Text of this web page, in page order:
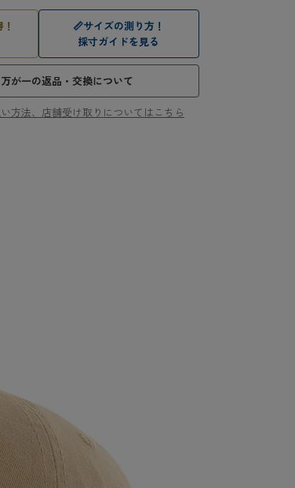
📏サイズの測り方！
採寸ガイドを見る
が一の返品・交換について
方法、店舗受け取りについてはこちら